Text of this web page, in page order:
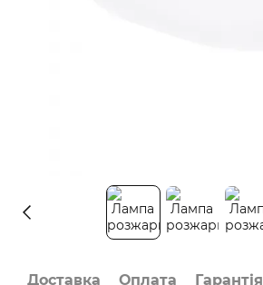
Доставка Оплата Гарантія